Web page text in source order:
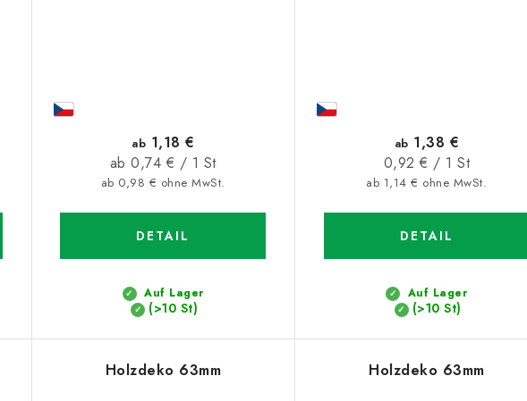
Auf Lager
(>10 St)
ab 0,98 € ohne MwSt.
ab 1,18 €
Verkaufspreis:
ab 0,74 € / 1 St
DETAIL
Auf Lager
(>10 St)
ab 1,14 € ohne MwSt.
ab 1,38 €
Verkaufspreis:
0,92 € / 1 St
DETAIL
Holzdeko 63mm Holzdeko 63mm